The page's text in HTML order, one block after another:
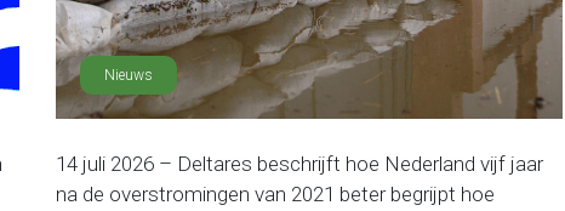
Nieuws
14 juli 2026 – Deltares beschrijft hoe Nederland vijf jaar
na de overstromingen van 2021 beter begrijpt hoe